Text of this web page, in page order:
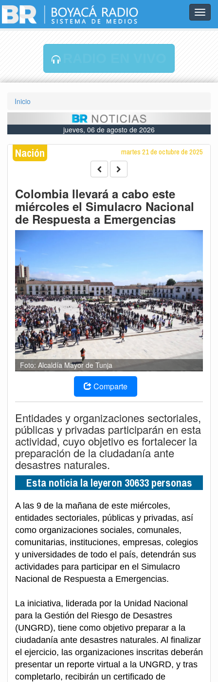
Inicio
jueves, 06 de agosto de 2026
Nación martes 21 de octubre de 2025
Colombia llevará a cabo este
miércoles el Simulacro Nacional
de Respuesta a Emergencias
Foto: Alcaldía Mayor de Tunja
Comparte
Entidades y organizaciones sectoriales,
públicas y privadas participarán en esta
actividad, cuyo objetivo es fortalecer la
preparación de la ciudadanía ante
desastres naturales.
Esta noticia la leyeron 30633 personas
A las 9 de la mañana de este miércoles,
entidades sectoriales, públicas y privadas, así
como organizaciones sociales, comunales,
comunitarias, instituciones, empresas, colegios
y universidades de todo el país, detendrán sus
actividades para participar en el Simulacro
Nacional de Respuesta a Emergencias.
La iniciativa, liderada por la Unidad Nacional
para la Gestión del Riesgo de Desastres
(UNGRD), tiene como objetivo preparar a la
ciudadanía ante desastres naturales. Al finalizar
el ejercicio, las organizaciones inscritas deberán
presentar un reporte virtual a la UNGRD, y tras
completarlo, recibirán un certificado de